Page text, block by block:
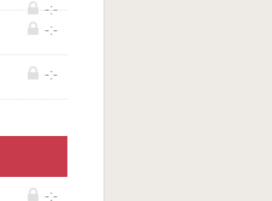
-:-
-:-
-:-
-:-